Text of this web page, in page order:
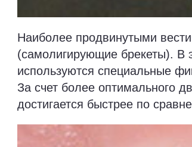
Наиболее продвинутыми
(самолигирующие брекеты). В
используются специальные
За счет более оптимального
достигается быстрее по